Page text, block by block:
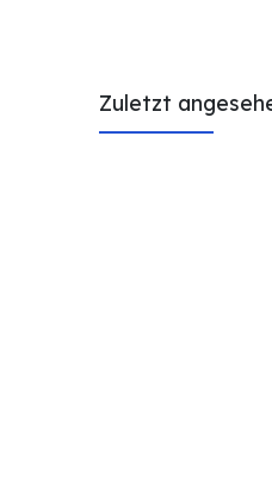
Zuletzt